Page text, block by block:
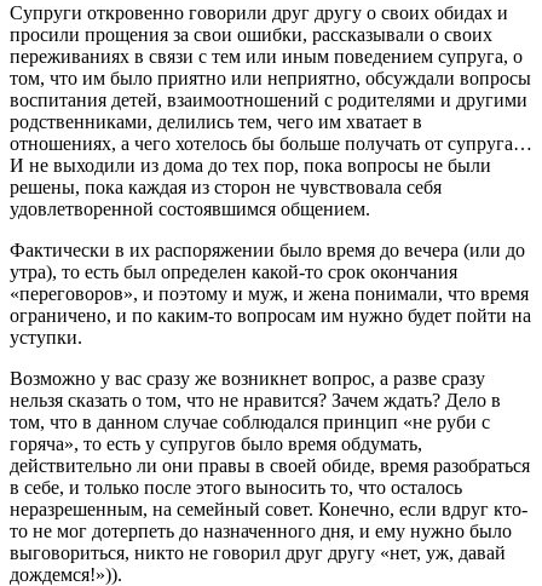
Супруги откровенно говорили друг другу о своих обидах и
просили прощения за свои ошибки, рассказывали о своих
переживаниях в связи с тем или иным поведением супруга, о
том, что им было приятно или неприятно, обсуждали вопросы
воспитания детей, взаимоотношений с родителями и другими
родственниками, делились тем, чего им хватает в
отношениях, а чего хотелось бы больше получать от супруга…
И не выходили из дома до тех пор, пока вопросы не были
решены, пока каждая из сторон не чувствовала себя
удовлетворенной состоявшимся общением.
Фактически в их распоряжении было время до вечера (или до
утра), то есть был определен какой-то срок окончания
«переговоров», и поэтому и муж, и жена понимали, что время
ограничено, и по каким-то вопросам им нужно будет пойти на
уступки.
Возможно у вас сразу же возникнет вопрос, а разве сразу
нельзя сказать о том, что не нравится? Зачем ждать? Дело в
том, что в данном случае соблюдался принцип «не руби с
горяча», то есть у супругов было время обдумать,
действительно ли они правы в своей обиде, время разобраться
в себе, и только после этого выносить то, что осталось
неразрешенным, на семейный совет. Конечно, если вдруг кто-
то не мог дотерпеть до назначенного дня, и ему нужно было
выговориться, никто не говорил друг другу «нет, уж, давай
дождемся!»)).